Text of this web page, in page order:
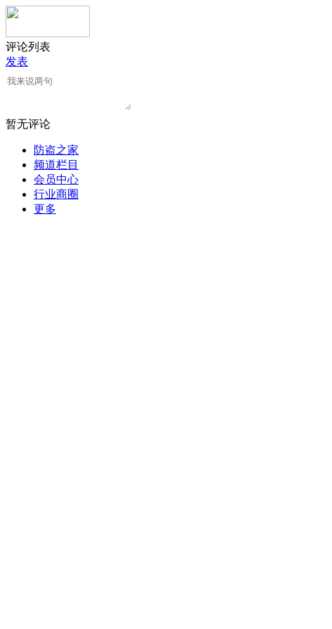
评论列表
发表
暂无评论
防盗之家
频道栏目
会员中心
行业商圈
更多